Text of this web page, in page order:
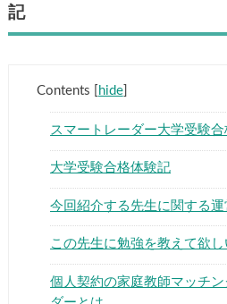
記
Contents hide]
スマートレーダー大学受験
大学受験合格体験記
今回紹介する先生に関する運
この先生に勉強を教えて欲
個人契約の家庭教師マッチ